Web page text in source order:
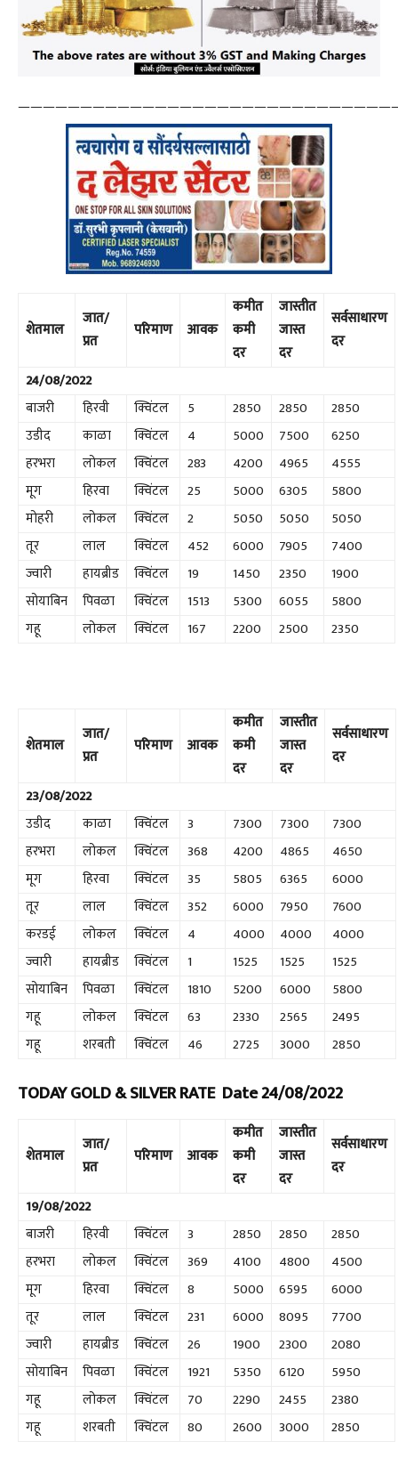
शेतमाल
जात/
प्रत
परिमाण आवक
कमीत
कमी
दर
जास्तीत
जास्त
दर
सर्वसाधारण
दर
24/08/2022
बाजरी
हिरवी क्विंटल 5 2850 2850
2850
उडीद
काळा क्विंटल 4 5000 7500
6250
हरभरा
लोकल क्विंटल 283 4200 4965
4555
मूग
हिरवा क्विंटल 25 5000 6305
5800
मोहरी
लोकल क्विंटल 2 5050 5050
5050
तूर
लाल क्विंटल 452 6000 7905
7400
ज्वारी
हायब्रीड क्विंटल 19 1450 2350
1900
सोयाबिन
पिवळा क्विंटल 1513 5300 6055
5800
गहू
लोकल क्विंटल 167 2200 2500 2350
शेतमाल
जात/
प्रत
परिमाण आवक
कमीत
कमी
दर
जास्तीत
जास्त
दर
सर्वसाधारण
दर
23/08/2022
उडीद
काळा क्विंटल 3 7300 7300
7300
हरभरा
लोकल क्विंटल 368 4200 4865
4650
मूग
हिरवा क्विंटल 35 5805 6365
6000
तूर
लाल क्विंटल 352 6000 7950
7600
करडई
लोकल क्विंटल 4 4000 4000
4000
ज्वारी
हायब्रीड क्विंटल 1 1525 1525
1525
सोयाबिन
पिवळा क्विंटल 1810 5200 6000
5800
गहू
लोकल क्विंटल 63 2330 2565
2495
गहू
शरबती क्विंटल 46 2725 3000 2850
TODAY GOLD & SILVER RATE Date 24/08/2022
शेतमाल
जात/
प्रत
परिमाण आवक
कमीत
कमी
दर
जास्तीत
जास्त
दर
सर्वसाधारण
दर
19/08/2022
बाजरी
हिरवी क्विंटल 3 2850 2850
2850
हरभरा
लोकल क्विंटल 369 4100 4800
4500
मूग
हिरवा क्विंटल 8 5000 6595
6000
तूर
लाल क्विंटल 231 6000 8095
7700
ज्वारी
हायब्रीड क्विंटल 26 1900 2300
2080
सोयाबिन
पिवळा क्विंटल 1921 5350 6120
5950
गहू
लोकल क्विंटल 70 2290 2455
2380
गहू
शरबती क्विंटल 80 2600 3000 2850